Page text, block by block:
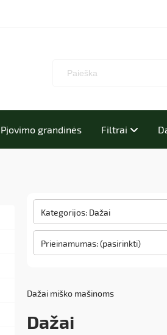
Pjovimo grandinės Filtrai
Kategorijos: Dažai
Prieinamumas: (pasirinkti)
Dažai miško mašinoms
Dažai